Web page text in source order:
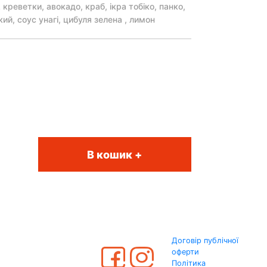
авокадо, краб, ікра тобіко, панко,
соус унагі, цибуля зелена , лимон
В кошик +
Договір публічної
оферти
Політика